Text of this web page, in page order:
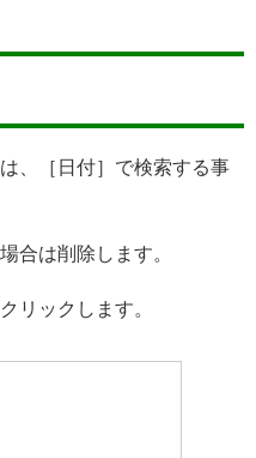
、［日付］で検索する事
合は削除します。
リックします。